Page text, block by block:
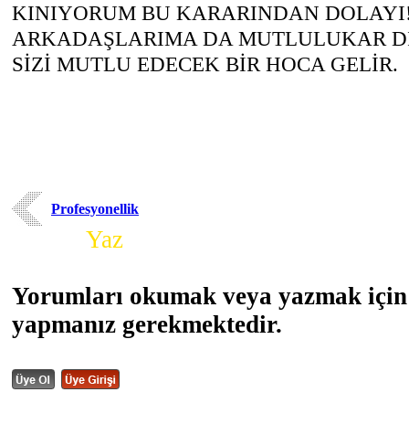
KINIYORUM BU KARARINDAN
ARKADAŞLARIMA DA MUTLULUKAR
SİZİ MUTLU EDECEK BİR HOCA GELİR.
Profesyonellik
Yaz
Yorumları okumak veya yazmak
yapmanız gerekmektedir.